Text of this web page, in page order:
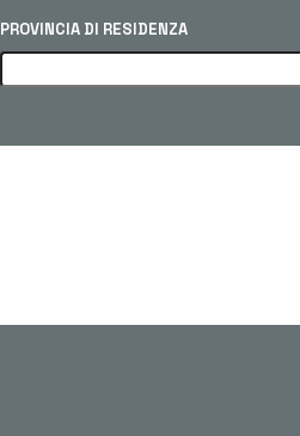
PROVINCIA DI RESIDENZA